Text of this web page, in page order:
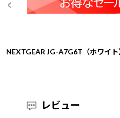
NEXTGEAR JG-A7G6T（ホワイ
レビュー